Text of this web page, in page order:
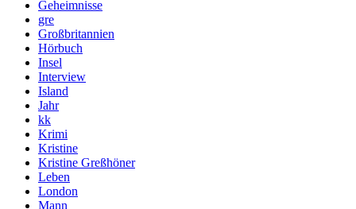
Geheimnisse
gre
Großbritannien
Hörbuch
Insel
Interview
Island
Jahr
kk
Krimi
Kristine
Kristine Greßhöner
Leben
London
Mann